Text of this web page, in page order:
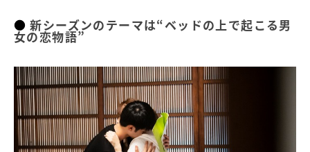
新シーズンのテーマは“ベッドの上で起こる男
女の恋物語”